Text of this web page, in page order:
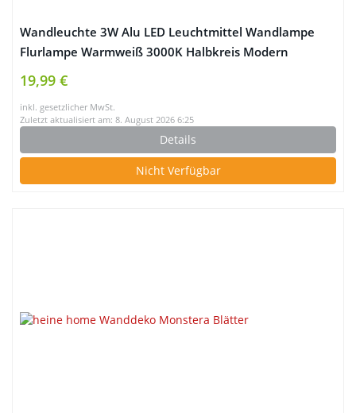
Wandleuchte 3W Alu LED Leuchtmittel Wandlampe
Flurlampe Warmweiß 3000K Halbkreis Modern
indirektes Licht für Schlafzimmer Bett Eingangsbereich
19,99 €
inkl. gesetzlicher MwSt.
Zuletzt aktualisiert am: 8. August 2026 6:25
Details
Nicht Verfügbar